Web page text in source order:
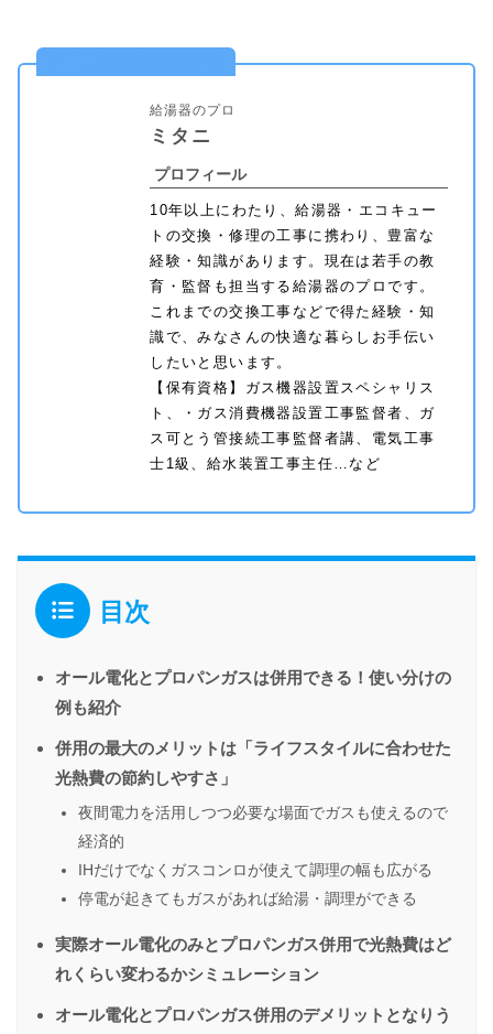
給湯器のプロ
ミタニ
プロフィール
10年以上にわたり、給湯器・エコキュー
トの交換・修理の工事に携わり、豊富な
経験・知識があります。現在は若手の教
育・監督も担当する給湯器のプロです。
これまでの交換工事などで得た経験・知
識で、みなさんの快適な暮らしお手伝い
したいと思います。
【保有資格】ガス機器設置スペシャリス
ト、・ガス消費機器設置工事監督者、ガ
ス可とう管接続工事監督者講、電気工事
士1級、給水装置工事主任…など
目次
オール電化とプロパンガスは併用できる！使い分けの
例も紹介
併用の最大のメリットは「ライフスタイルに合わせた
光熱費の節約しやすさ」
夜間電力を活用しつつ必要な場面でガスも使えるので
経済的
IHだけでなくガスコンロが使えて調理の幅も広がる
停電が起きてもガスがあれば給湯・調理ができる
実際オール電化のみとプロパンガス併用で光熱費はど
れくらい変わるかシミュレーション
オール電化とプロパンガス併用のデメリットとなりう